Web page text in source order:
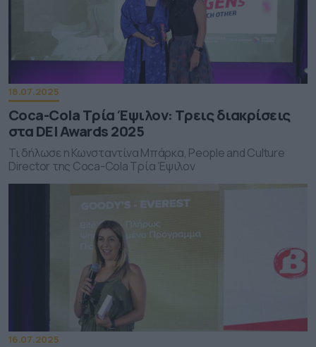
18.07.2025
Coca-Cola Τρία Έψιλον: Τρεις διακρίσεις
στα DEI Awards 2025
Τι δήλωσε η Κωνσταντίνα Μπάρκα, People and Culture
Director της Coca-Cola Τρία Έψιλον
16.07.2025